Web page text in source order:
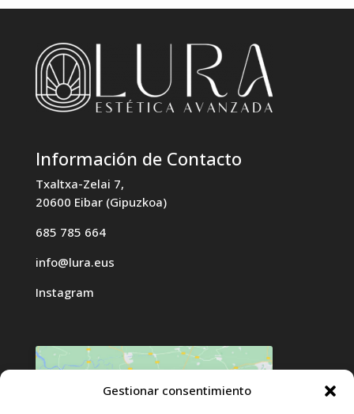
Gestionar consentimiento
Información de Contacto
Txaltxa-Zelai 7,
20600 Eibar (Gipuzkoa)
685 785 664
info@lura.eus
Instagram